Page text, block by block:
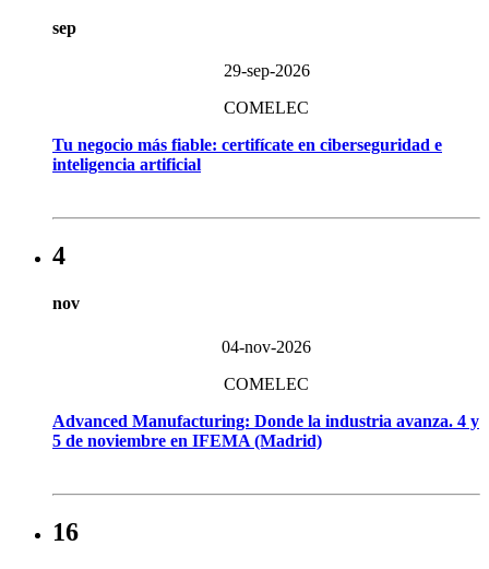
sep
29-sep-2026
COMELEC
Tu negocio más fiable: certifícate en ciberseguridad e
inteligencia artificial
4
nov
04-nov-2026
COMELEC
Advanced Manufacturing: Donde la industria avanza. 4 y
5 de noviembre en IFEMA (Madrid)
16